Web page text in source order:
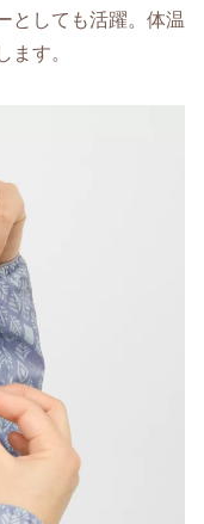
としても活躍。体温
ます。